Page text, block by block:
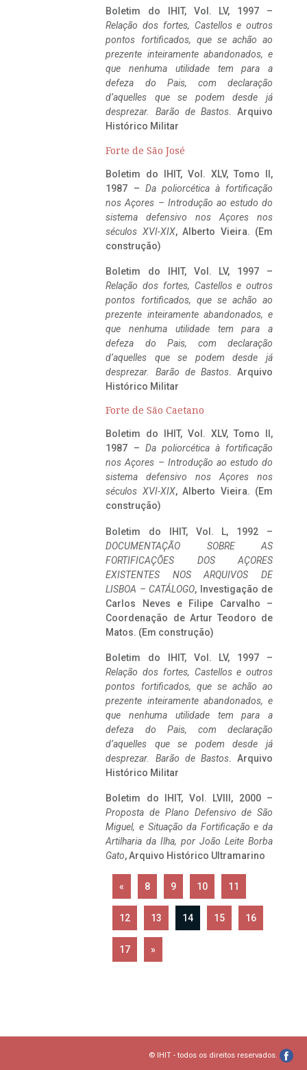
Boletim do IHIT, Vol. LV, 1997 –
Relação dos fortes, Castellos e outros
pontos fortificados, que se achão ao
prezente inteiramente abandonados, e
que nenhuma utilidade tem para a
defeza do Pais, com declaração
d’aquelles que se podem desde já
desprezar. Barão de Bastos. Arquivo
Histórico Militar
Forte de São José
Boletim do IHIT, Vol. XLV, Tomo II,
1987 – Da poliorcética à fortificação
nos Açores – Introdução ao estudo do
sistema defensivo nos Açores nos
séculos XVI-XIX, Alberto Vieira. (Em
construção)
Boletim do IHIT, Vol. LV, 1997 –
Relação dos fortes, Castellos e outros
pontos fortificados, que se achão ao
prezente inteiramente abandonados, e
que nenhuma utilidade tem para a
defeza do Pais, com declaração
d’aquelles que se podem desde já
desprezar. Barão de Bastos. Arquivo
Histórico Militar
Forte de São Caetano
Boletim do IHIT, Vol. XLV, Tomo II,
1987 – Da poliorcética à fortificação
nos Açores – Introdução ao estudo do
sistema defensivo nos Açores nos
séculos XVI-XIX, Alberto Vieira. (Em
construção)
Boletim do IHIT, Vol. L, 1992 –
DOCUMENTAÇÃO SOBRE AS
FORTIFICAÇÕES DOS AÇORES
EXISTENTES NOS ARQUIVOS DE
LISBOA – CATÁLOGO, Investigação de
Carlos Neves e Filipe Carvalho –
Coordenação de Artur Teodoro de
Matos. (Em construção)
Boletim do IHIT, Vol. LV, 1997 –
Relação dos fortes, Castellos e outros
pontos fortificados, que se achão ao
prezente inteiramente abandonados, e
que nenhuma utilidade tem para a
defeza do Pais, com declaração
d’aquelles que se podem desde já
desprezar. Barão de Bastos. Arquivo
Histórico Militar
Boletim do IHIT, Vol. LVIII, 2000 –
Proposta de Plano Defensivo de São
Miguel, e Situação da Fortificação e da
Artilharia da Ilha, por João Leite Borba
Gato, Arquivo Histórico Ultramarino
« 8 9 10 11
12 13 14 15 16
17 »
© IHIT - todos os direitos reservados.